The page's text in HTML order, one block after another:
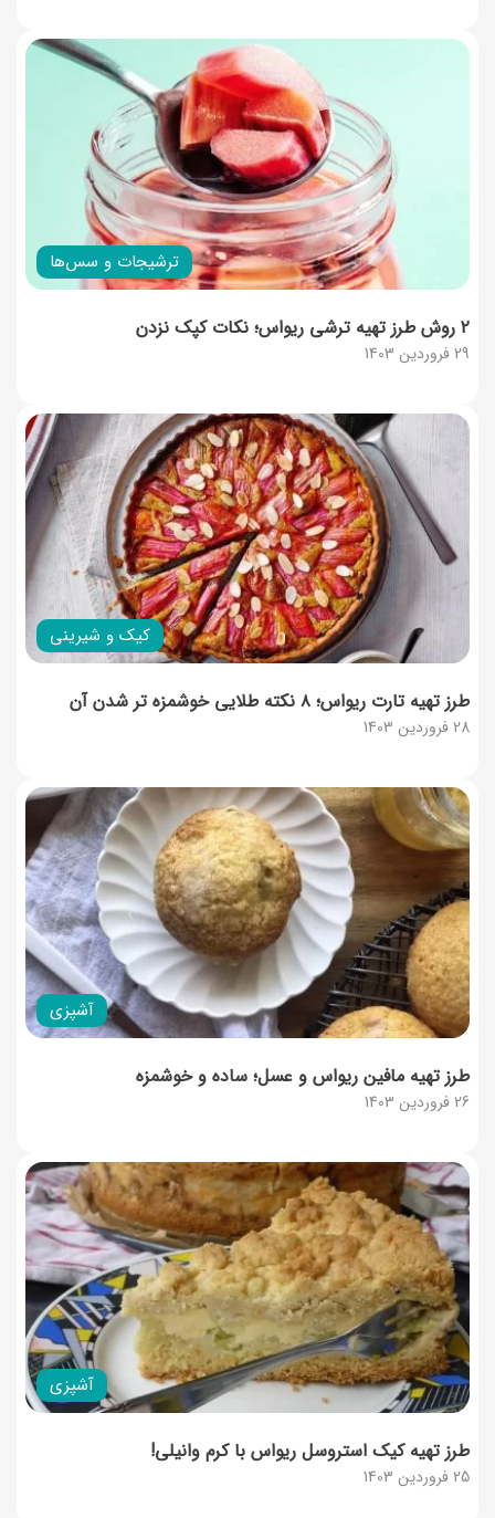
ترشیجات و سس‌ها
29 فروردین 1403
۲ روش طرز تهیه ترشی ریواس؛ نکات کپک نزدن
کیک و شیرینی
28 فروردین 1403
طرز تهیه تارت ریواس؛ ۸ نکته طلایی خوشمزه تر شدن آن
آشپزی
26 فروردین 1403
طرز تهیه مافین ریواس و عسل؛ ساده و خوشمزه
آشپزی
25 فروردین 1403
طرز تهیه کیک استروسل ریواس با کرم وانیلی!